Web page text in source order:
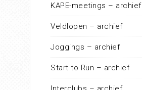
KAPE-meetings – archief
Veldlopen – archief
Joggings – archief
Start to Run – archief